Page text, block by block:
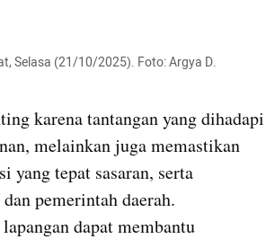
Selasa (21/10/2025). Foto: Argya D.
karena tantangan yang dihadapi
melainkan juga memastikan
yang tepat sasaran, serta
pemerintah daerah.
dapat membantu